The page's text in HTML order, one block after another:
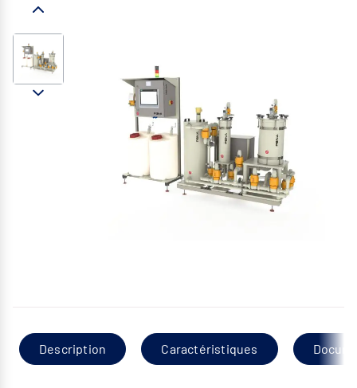
Description Caractéristiques